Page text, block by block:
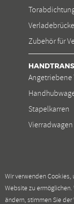
Zubehör für
Angetriebene
Stapelkarren
Vierradwagen
Wir verwenden
Website zu ermöglichen.
ändern, stimmen Sie